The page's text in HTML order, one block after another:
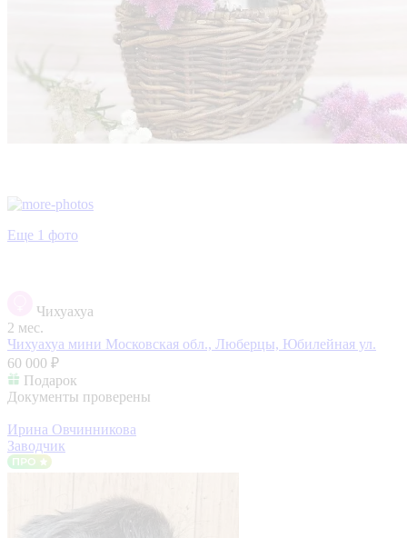
Еще 1 фото
Чихуахуа
2 мес.
Чихуахуа мини Московская обл., Люберцы, Юбилейная ул.
60 000 ₽
Подарок
Документы проверены
Ирина Овчинникова
Заводчик